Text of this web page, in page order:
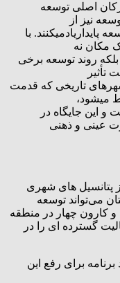
اصلی توسعه
نیز از
با
مکان نه
بلکه روند توسعه برخی
تاریخی که قدمت
میشود،
این جایگاه در
عینی و ذهنی
پتانسیل های شهری
می‌تواند توسعه
کارون چهار در منطقه
گسترده ای را در
برای رفع این